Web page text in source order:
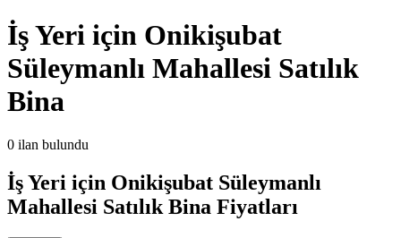
İş Yeri için Onikişubat
Süleymanlı Mahallesi Satılık
Bina
0 ilan bulundu
İş Yeri için Onikişubat Süleymanlı
Mahallesi Satılık Bina Fiyatları